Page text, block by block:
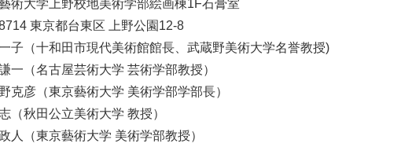
術大学上野校地美術学部絵画棟1F石膏室
京都台東区 上野公園12-8
子（十和田市現代美術館館長、武蔵野美術大学名誉教授)
古屋芸術大学 芸術学部教授）
東京藝術大学 美術学部学部長）
田公立美術大学 教授）
（東京藝術大学 美術学部教授）